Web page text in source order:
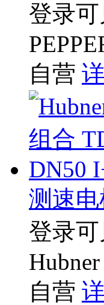
登录
自营
测速电
登录
Hubner
自营